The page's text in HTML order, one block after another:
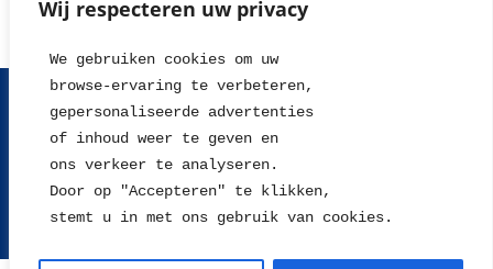
Wij respecteren uw privacy
We gebruiken cookies om uw
browse-ervaring te verbeteren,
gepersonaliseerde advertenties
of inhoud weer te geven en
ons verkeer te analyseren.
Door op "Accepteren" te klikken,
stemt u in met ons gebruik van cookies.
Contact
Tips en Nieuws
Herroepingsrecht
Retour sturen
Algemene voorwaarden
Disclaimer
2004 - 2026 © WillieJan®